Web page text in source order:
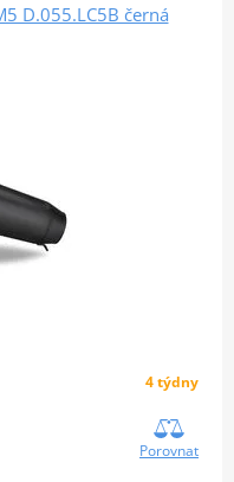
D.055.LC5B černá
4 týdny
Porovnat